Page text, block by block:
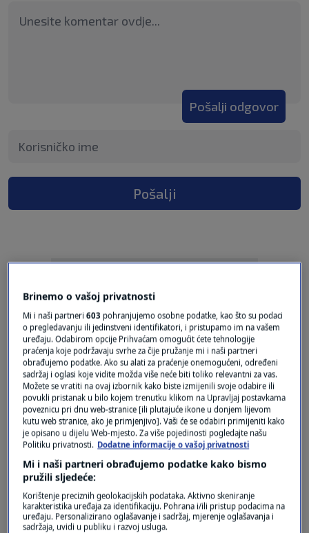
Pošalji odgovor
Pošalji
Oglas
Oglas
Brinemo o vašoj privatnosti
Mi i naši partneri603 pohranjujemo osobne podatke, kao što su podaci
o pregledavanju ili jedinstveni identifikatori, i pristupamo im na vašem
uređaju. Odabirom opcije Prihvaćam omogućit ćete tehnologije
praćenja koje podržavaju svrhe za čije pružanje mi i naši partneri
obrađujemo podatke. Ako su alati za praćenje onemogućeni, određeni
sadržaj i oglasi koje vidite možda više neće biti toliko relevantni za vas.
Možete se vratiti na ovaj izbornik kako biste izmijenili svoje odabire ili
povukli pristanak u bilo kojem trenutku klikom na Upravljaj postavkama
poveznicu pri dnu web-stranice [ili plutajuće ikone u donjem lijevom
kutu web stranice, ako je primjenjivo]. Vaši će se odabiri primijeniti kako
je opisano u dijelu Web-mjesto. Za više pojedinosti pogledajte našu
Politiku privatnosti. Dodatne informacije o vašoj privatnosti
Mi i naši partneri obrađujemo podatke kako bismo
pružili sljedeće:
Korištenje preciznih geolokacijskih podataka. Aktivno skeniranje
karakteristika uređaja za identifikaciju. Pohrana i/ili pristup podacima na
uređaju. Personalizirano oglašavanje i sadržaj, mjerenje oglašavanja i
sadržaja, uvidi u publiku i razvoj usluga.